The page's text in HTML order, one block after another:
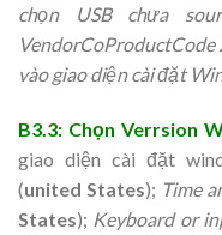
chọn USB chưa
vào giao diện cài đặt
B3.3: Chọn Verrsion
giao diện cài đặt
(united States); Time
States); Keyboard or